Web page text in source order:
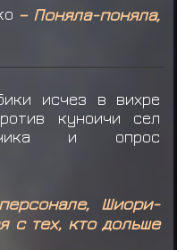
– Поняла-поняла,
исчез в вихре
куноичи сел
и опрос
Шиори-
с тех, кто дольше